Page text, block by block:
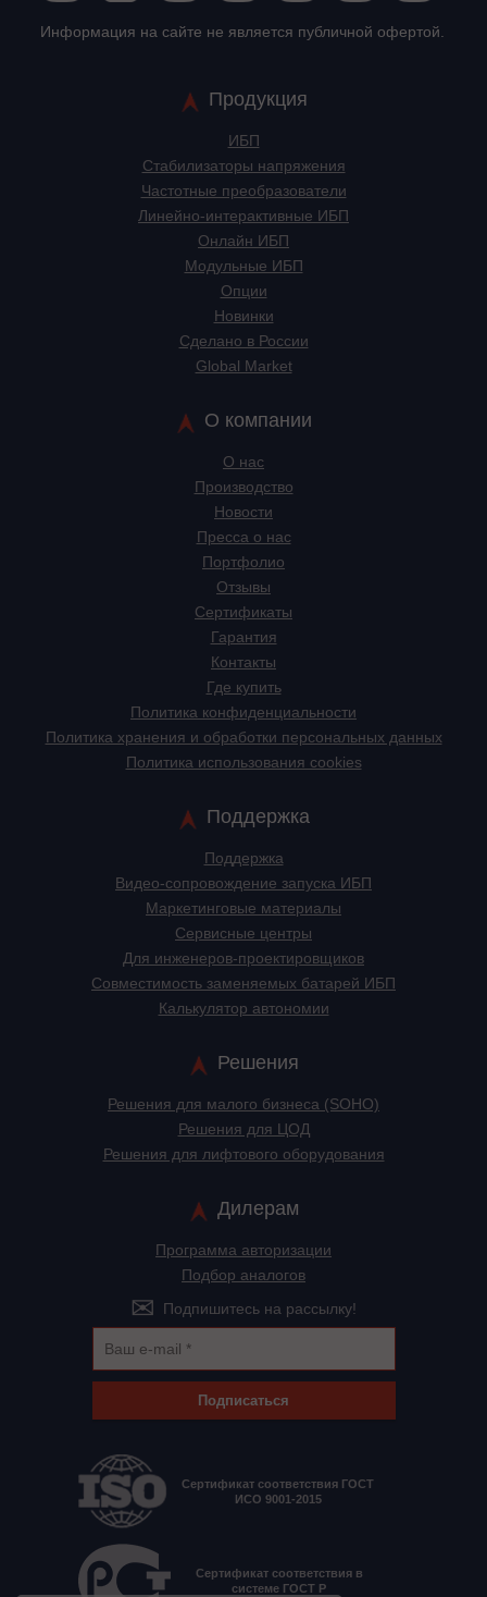
Информация на сайте не является публичной офертой.
Продукция
ИБП
Стабилизаторы напряжения
Частотные преобразователи
Линейно-интерактивные ИБП
Онлайн ИБП
Модульные ИБП
Опции
Новинки
Сделано в России
Global Market
О компании
О нас
Производство
Новости
Пресса о нас
Портфолио
Отзывы
Сертификаты
Гарантия
Контакты
Где купить
Политика конфиденциальности
Политика хранения и обработки персональных данных
Политика использования cookies
Поддержка
Поддержка
Видео-сопровождение запуска ИБП
Маркетинговые материалы
Сервисные центры
Для инженеров-проектировщиков
Cовместимость заменяемых батарей ИБП
Калькулятор автономии
Решения
Решения для малого бизнеса (SOHO)
Решения для ЦОД
Решения для лифтового оборудования
Дилерам
Программа авторизации
Подбор аналогов
Подпишитесь на рассылку!
Подписаться
Сертификат соответствия ГОСТ
ИСО 9001-2015
Сертификат соответствия в
системе ГОСТ Р